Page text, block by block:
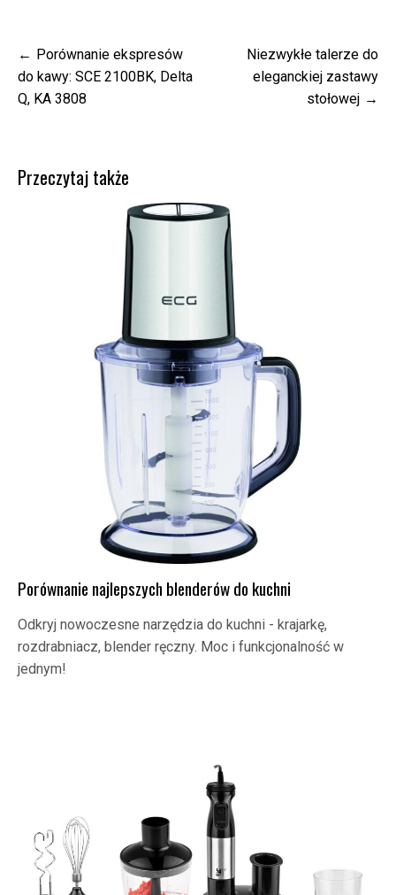
Nawigacja
wpisu
Porównanie ekspresów
do kawy: SCE 2100BK, Delta
Q, KA 3808
Niezwykłe talerze do
eleganckiej zastawy
stołowej
Przeczytaj także
Porównanie najlepszych blenderów do kuchni
Odkryj nowoczesne narzędzia do kuchni - krajarkę,
rozdrabniacz, blender ręczny. Moc i funkcjonalność w
jednym!